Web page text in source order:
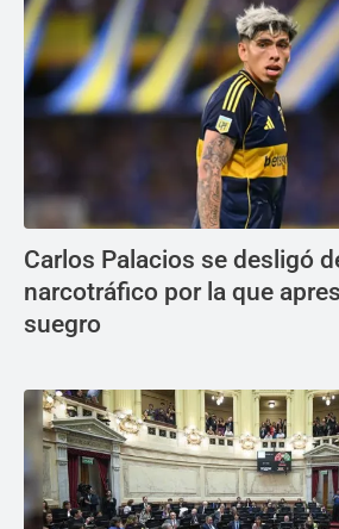
Carlos Palacios se desligó
narcotráfico por la que
suegro